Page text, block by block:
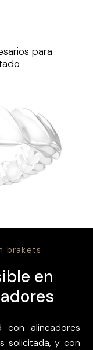
para
brakets
en
con alineadores
solicitada, y con